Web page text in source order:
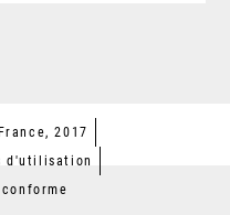
2017
d'utilisation